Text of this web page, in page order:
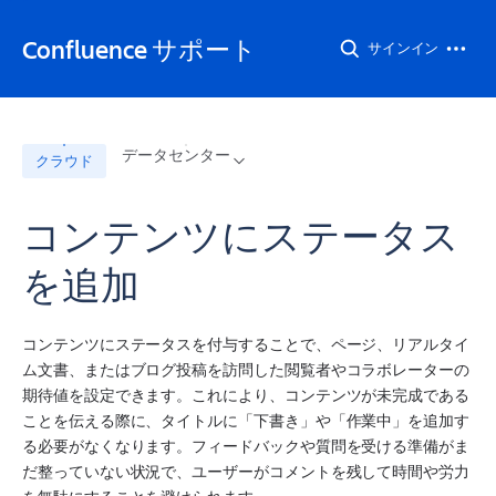
Confluence サポート サインイン
クラウド データセンター
コンテンツにステータス
を追加
コンテンツにステータスを付与することで、ページ、リアルタイ
ム文書、またはブログ投稿を訪問した閲覧者やコラボレーターの
期待値を設定できます。これにより、コンテンツが未完成である
ことを伝える際に、タイトルに「下書き」や「作業中」を追加す
る必要がなくなります。フィードバックや質問を受ける準備がま
だ整っていない状況で、ユーザーがコメントを残して時間や労力